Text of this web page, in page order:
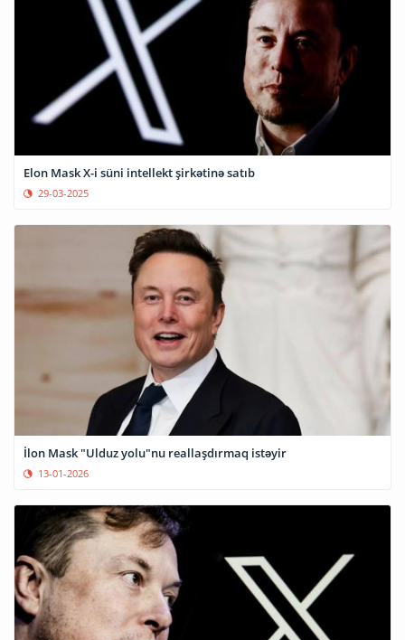
Elon Mask X-i süni intellekt şirkətinə satıb
29-03-2025
İlon Mask "Ulduz yolu"nu reallaşdırmaq istəyir
13-01-2026